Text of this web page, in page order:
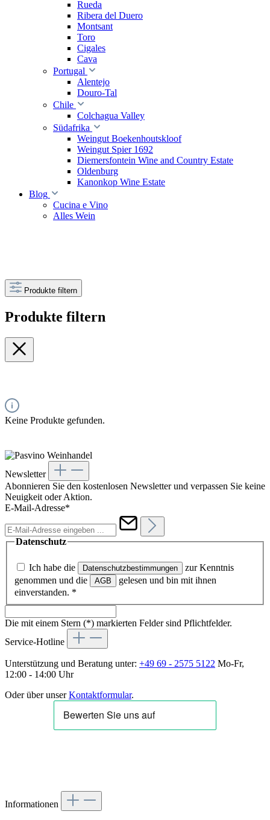
Rueda
Ribera del Duero
Montsant
Toro
Cigales
Cava
Portugal
Alentejo
Douro-Tal
Chile
Colchagua Valley
Südafrika
Weingut Boekenhoutskloof
Weingut Spier 1692
Diemersfontein Wine and Country Estate
Oldenburg
Kanonkop Wine Estate
Blog
Cucina e Vino
Alles Wein
Produkte filtern
Produkte filtern
Keine Produkte gefunden.
Newsletter
Abonnieren Sie den kostenlosen Newsletter und verpassen Sie keine
Neuigkeit oder Aktion.
E-Mail-Adresse*
Datenschutz
Ich habe die Datenschutzbestimmungen
zur Kenntnis
genommen und die
AGB
gelesen und bin mit ihnen
einverstanden. *
Die mit einem Stern (*) markierten Felder sind Pflichtfelder.
Service-Hotline
Unterstützung und Beratung unter: +49 69 - 2575 5122 Mo-Fr,
12:00 - 14:00 Uhr
Oder über unserKontaktformular.
Informationen